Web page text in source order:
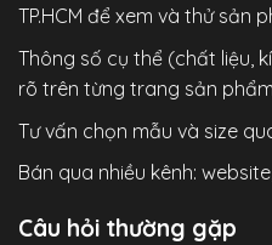
TP.HCM để xem và thử sản
Thông số cụ thể (chất liệu,
rõ trên từng trang sản
Tư vấn chọn mẫu và size
Bán qua nhiều kênh:
Câu hỏi thường gặp